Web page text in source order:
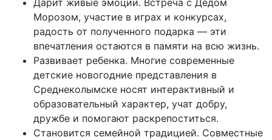
Морозом, участие в играх и конкурсах,
радость от полученного подарка — эти
впечатления остаются в памяти на всю жизнь.
Развивает ребенка. Многие современные
детские новогодние представления в
Среднеколымске носят интерактивный и
образовательный характер, учат добру,
дружбе и помогают раскрепоститься.
Становится семейной традицией. Совместные